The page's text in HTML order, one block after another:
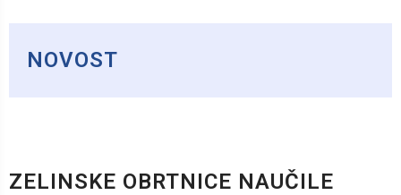
NOVOST
ZELINSKE OBRTNICE NAUČILE